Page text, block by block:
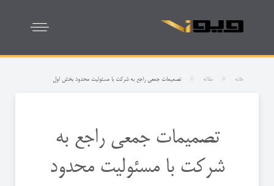
خانه مقاله تصميمات جمعی راجع به شركت با مسئوليت محدود بخش اول
تصميمات جمعی راجع به
شركت با مسئوليت محدود